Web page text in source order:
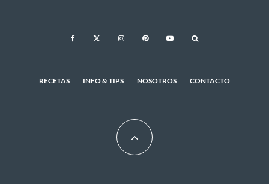
RECETAS INFO & TIPS NOSOTROS CONTACTO